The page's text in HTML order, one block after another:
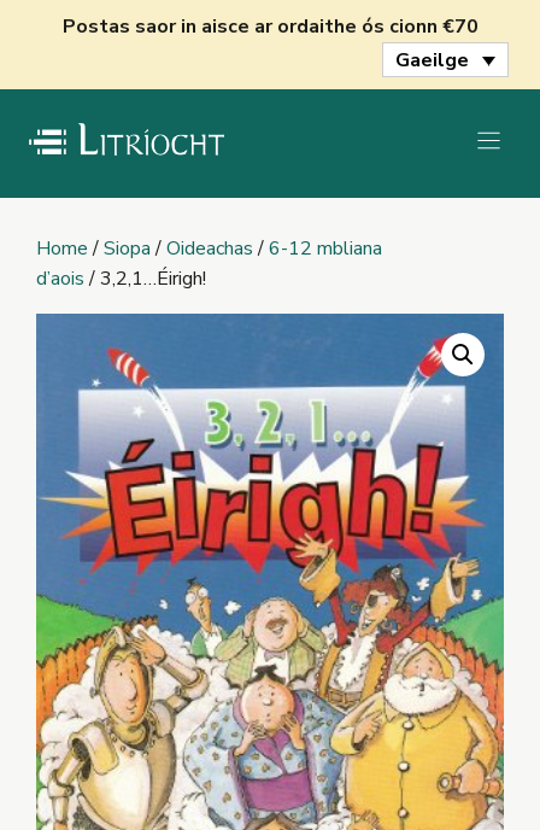
Postas saor in aisce ar ordaithe ós cionn €70
Gaeilge
Home/Siopa/Oideachas/6-12 mbliana
d’aois/ 3,2,1…Éirigh!